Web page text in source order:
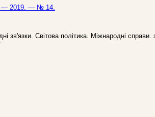
— 2019. — № 14.
зв'язки. Світова політика. Міжнародні